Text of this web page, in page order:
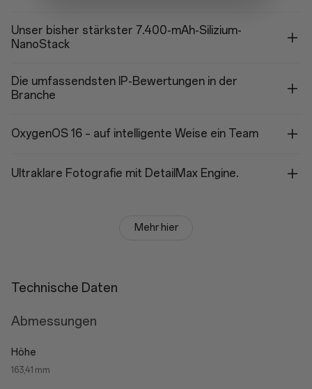
Unser bisher stärkster 7.400-mAh-Silizium-
NanoStack
Die umfassendsten IP-Bewertungen in der
Branche
OxygenOS 16 – auf intelligente Weise ein Team
Ultraklare Fotografie mit DetailMax Engine.
Mehr hier
Technische Daten
Abmessungen
Höhe
163,41 mm